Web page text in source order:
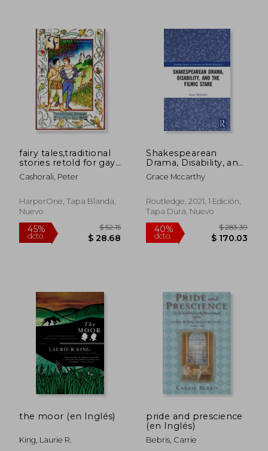
fairy tales,traditional
stories retold for gay
men (en Inglés)
Cashorali, Peter
HarperOne, Tapa Blanda,
Nuevo
45%
dcto.
Shakespearean
Drama, Disability, and
the Filmic Stare: “Not
Shap’D for Sportive
Studies in Literature
and Health
Inglés)
Grace Mccarthy
Routledge, 2021, 1 Edición,
Tapa Dura, Nuevo
40%
dcto.
the moor (en Inglés)
King, Laurie R.
pride and prescience
(en Inglés)
Bebris, Carrie